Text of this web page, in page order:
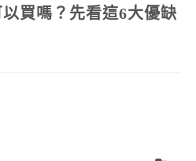
買嗎？先看這6大優缺